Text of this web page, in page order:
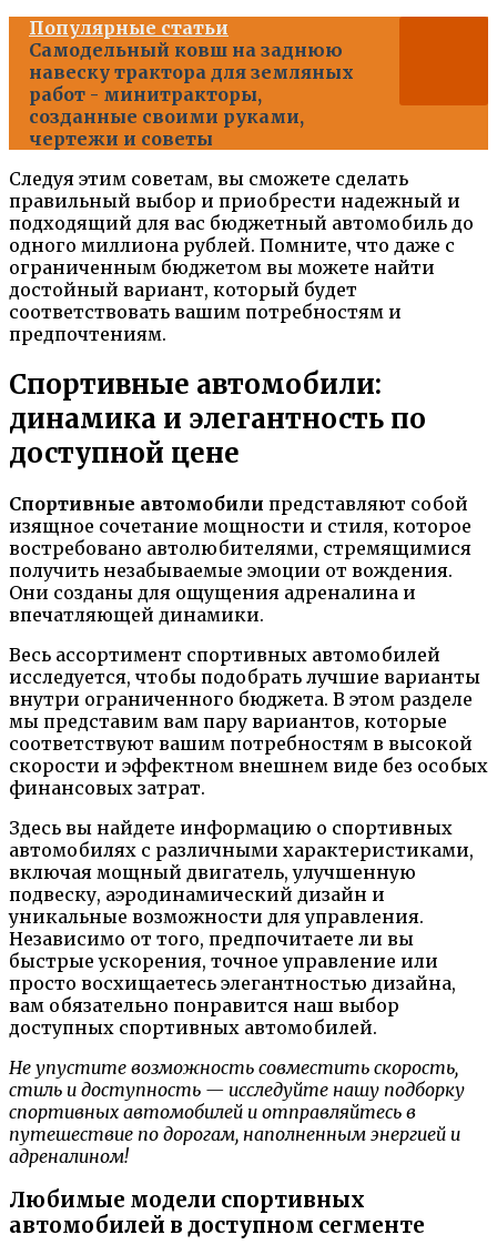
Популярные статьи
Самодельный ковш на заднюю
навеску трактора для земляных
работ - минитракторы,
созданные своими руками,
чертежи и советы
Следуя этим советам, вы сможете сделать
правильный выбор и приобрести надежный и
подходящий для вас бюджетный автомобиль до
одного миллиона рублей. Помните, что даже с
ограниченным бюджетом вы можете найти
достойный вариант, который будет
соответствовать вашим потребностям и
предпочтениям.
Спортивные автомобили:
динамика и элегантность по
доступной цене
Спортивные автомобили представляют собой
изящное сочетание мощности и стиля, которое
востребовано автолюбителями, стремящимися
получить незабываемые эмоции от вождения.
Они созданы для ощущения адреналина и
впечатляющей динамики.
Весь ассортимент спортивных автомобилей
исследуется, чтобы подобрать лучшие варианты
внутри ограниченного бюджета. В этом разделе
мы представим вам пару вариантов, которые
соответствуют вашим потребностям в высокой
скорости и эффектном внешнем виде без особых
финансовых затрат.
Здесь вы найдете информацию о спортивных
автомобилях с различными характеристиками,
включая мощный двигатель, улучшенную
подвеску, аэродинамический дизайн и
уникальные возможности для управления.
Независимо от того, предпочитаете ли вы
быстрые ускорения, точное управление или
просто восхищаетесь элегантностью дизайна,
вам обязательно понравится наш выбор
доступных спортивных автомобилей.
Не упустите возможность совместить скорость,
стиль и доступность — исследуйте нашу подборку
спортивных автомобилей и отправляйтесь в
путешествие по дорогам, наполненным энергией и
адреналином!
Любимые модели спортивных
автомобилей в доступном сегменте